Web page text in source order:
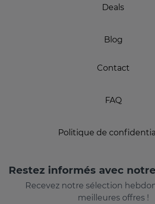
Deals
Blog
Contact
FAQ
Politique de
Restez informés avec
Recevez notre sélection
meilleures offres !